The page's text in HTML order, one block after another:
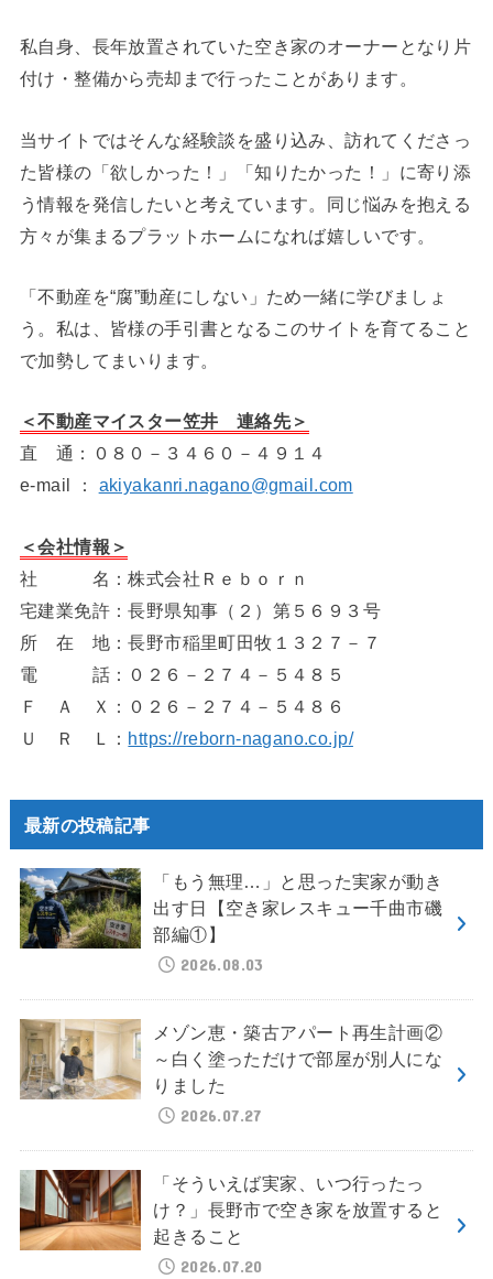
私自身、長年放置されていた空き家のオーナーとなり片
付け・整備から売却まで行ったことがあります。
当サイトではそんな経験談を盛り込み、訪れてくださっ
た皆様の「欲しかった！」「知りたかった！」に寄り添
う情報を発信したいと考えています。同じ悩みを抱える
方々が集まるプラットホームになれば嬉しいです。
「不動産を“腐”動産にしない」ため一緒に学びましょ
う。私は、皆様の手引書となるこのサイトを育てること
で加勢してまいります。
＜不動産マイスター笠井 連絡先＞
直 通：０８０－３４６０－４９１４
e-mail ： akiyakanri.nagano@gmail.com
＜会社情報＞
社 名：株式会社Ｒｅｂｏｒｎ
宅建業免許：長野県知事（２）第５６９３号
所 在 地：長野市稲里町田牧１３２７－７
電 話：０２６－２７４－５４８５
Ｆ Ａ Ｘ：０２６－２７４－５４８６
Ｕ Ｒ Ｌ： https://reborn-nagano.co.jp/
最新の投稿記事
「もう無理…」と思った実家が動き
出す日【空き家レスキュー千曲市磯
部編①】
2026.08.03
メゾン恵・築古アパート再生計画②
～白く塗っただけで部屋が別人にな
りました
2026.07.27
「そういえば実家、いつ行ったっ
け？」長野市で空き家を放置すると
起きること
2026.07.20